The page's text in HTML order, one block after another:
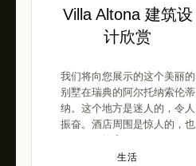
Villa Altona 建筑设
计欣赏
我们将向您展示的这个美丽的
别墅在瑞典的阿尔托纳索伦蒂
纳。这个地方是迷人的，令人
振奋。酒店周围是惊人的，也
生活